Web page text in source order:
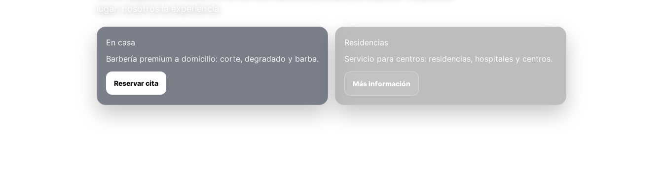
En casa
Barbería premium a domicilio: corte, degradado y barba.
Reservar cita
Residencias
Servicio para centros: residencias, hospitales y centros.
Más información